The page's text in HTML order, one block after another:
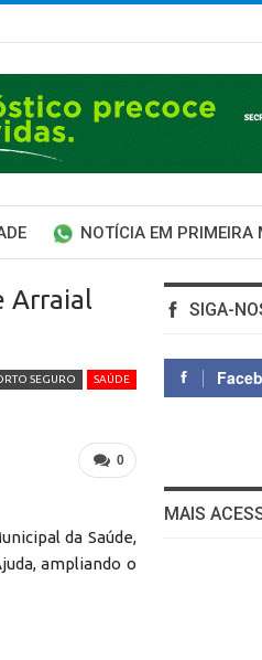
NOTÍCIA EM PRIMEIRA
Arraial
SEGURO SAÚDE
0
da Saúde,
ampliando o
SIGA-
MAIS